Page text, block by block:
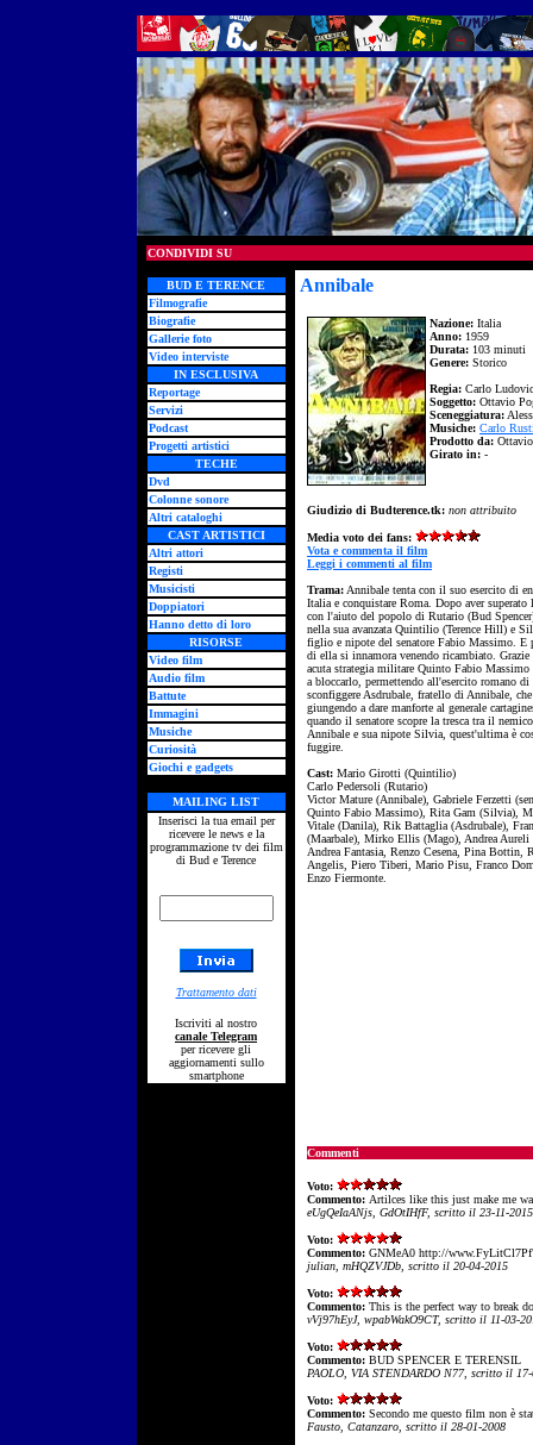
CONDIVIDI SU
BUD E TERENCE
Filmografie
Biografie
Gallerie foto
Video interviste
IN ESCLUSIVA
Reportage
Servizi
Podcast
Progetti artistici
TECHE
Dvd
Colonne sonore
Altri cataloghi
CAST ARTISTICI
Altri attori
Registi
Musicisti
Doppiatori
Hanno detto di loro
RISORSE
Video film
Audio film
Battute
Immagini
Musiche
Curiosità
Giochi e gadgets
MAILING LIST
Inserisci la tua email per
ricevere le news e la
programmazione tv dei film
di Bud e Terence
Trattamento dati
Iscriviti al nostro
canale Telegram
per ricevere gli
aggiornamenti sullo
smartphone
Annibale
Nazione: Italia
Anno: 1959
Durata: 103 minuti
Genere: Storico
Regia: Carlo
Soggetto: Ottavio
Sceneggiatura:
Musiche: Carlo
Prodotto da:
Girato in: -
Giudizio di Budterence.tk: non attribuito
Media voto dei fans:
Vota e commenta il film
Leggi i commenti al film
Trama: Annibale tenta con il suo esercito di
Italia e conquistare Roma. Dopo aver superato
con l'aiuto del popolo di Rutario (Bud
nella sua avanzata Quintilio (Terence Hill) e
figlio e nipote del senatore Fabio Massimo. E
di ella si innamora venendo ricambiato. Grazie
acuta strategia militare Quinto Fabio Massimo
a bloccarlo, permettendo all'esercito romano di
sconfiggere Asdrubale, fratello di Annibale, che
giungendo a dare manforte al generale
quando il senatore scopre la tresca tra il nemico
Annibale e sua nipote Silvia, quest'ultima è
fuggire.
Cast: Mario Girotti (Quintilio)
Carlo Pedersoli (Rutario)
Victor Mature (Annibale), Gabriele Ferzetti
Quinto Fabio Massimo), Rita Gam (Silvia),
Vitale (Danila), Rik Battaglia (Asdrubale),
(Maarbale), Mirko Ellis (Mago), Andrea Aureli
Andrea Fantasia, Renzo Cesena, Pina Bottin,
Angelis, Piero Tiberi, Mario Pisu, Franco
Enzo Fiermonte.
Commenti
Voto:
Commento: Artilces like this just make me
eUgQeIaANjs, GdOtIHfF, scritto il 23-11-2015
Voto:
Commento: GNMeA0 http://
julian, mHQZVJDb, scritto il 20-04-2015
Voto:
Commento: This is the perfect way to break
vVj97hEyJ, wpabWakO9CT, scritto il 11-03-
Voto:
Commento: BUD SPENCER E TERENSIL
PAOLO, VIA STENDARDO N77, scritto il 17-
Voto:
Commento: Secondo me questo film non è
Fausto, Catanzaro, scritto il 28-01-2008